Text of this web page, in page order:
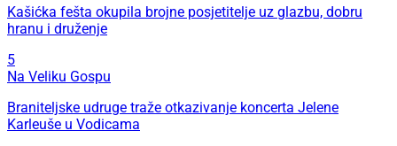
Kašićka fešta okupila brojne posjetitelje uz glazbu, dobru
hranu i druženje
5
Na Veliku Gospu
Braniteljske udruge traže otkazivanje koncerta Jelene
Karleuše u Vodicama